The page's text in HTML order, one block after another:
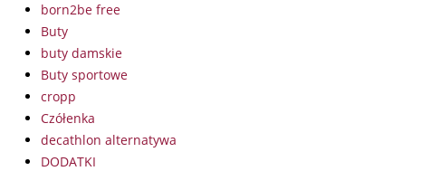
born2be free
Buty
buty damskie
Buty sportowe
cropp
Czółenka
decathlon alternatywa
DODATKI